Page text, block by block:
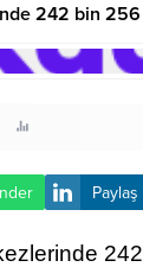
242 bin
Paylaş